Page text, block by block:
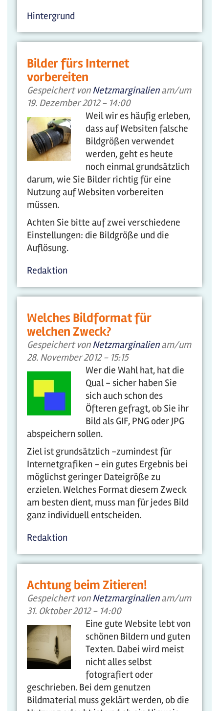
Hintergrund
Bilder fürs Internet
vorbereiten
Gespeichert vonNetzmarginalienam/um
19. Dezember 2012 - 14:00
Weil wir es häufig erleben,
dass auf Websiten falsche
Bildgrößen verwendet
werden, geht es heute
noch einmal grundsätzlich
darum, wie Sie Bilder richtig für eine
Nutzung auf Websiten vorbereiten
müssen.
Achten Sie bitte auf zwei verschiedene
Einstellungen: die Bildgröße und die
Auflösung.
Redaktion
Welches Bildformat für
welchen Zweck?
Gespeichert vonNetzmarginalienam/um
28. November 2012 - 15:15
Wer die Wahl hat, hat die
Qual - sicher haben Sie
sich auch schon des
Öfteren gefragt, ob Sie ihr
Bild als GIF, PNG oder JPG
abspeichern sollen.
Ziel ist grundsätzlich -zumindest für
Internetgrafiken - ein gutes Ergebnis bei
möglichst geringer Dateigröße zu
erzielen. Welches Format diesem Zweck
am besten dient, muss man für jedes Bild
ganz individuell entscheiden.
Redaktion
Achtung beim Zitieren!
Gespeichert vonNetzmarginalienam/um
31. Oktober 2012 - 14:00
Eine gute Website lebt von
schönen Bildern und guten
Texten. Dabei wird meist
nicht alles selbst
fotografiert oder
geschrieben. Bei dem genutzen
Bildmaterial muss geklärt werden, ob die